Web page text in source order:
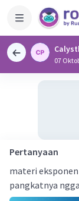
07
Pertanyaan
materi
pangkatnya